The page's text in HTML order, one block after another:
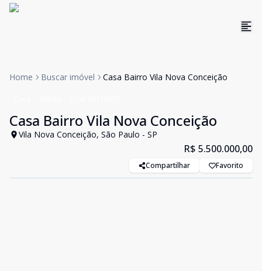
Home Buscar imóvel Casa Bairro Vila Nova Conceição
Casa Bairro Vila Nova Conceição
Vila Nova Conceição, São Paulo - SP
R$ 5.500.000,00
Compartilhar Favorito